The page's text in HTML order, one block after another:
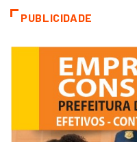
PUBLICIDADE